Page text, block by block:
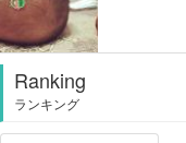
Ranking
ランキング